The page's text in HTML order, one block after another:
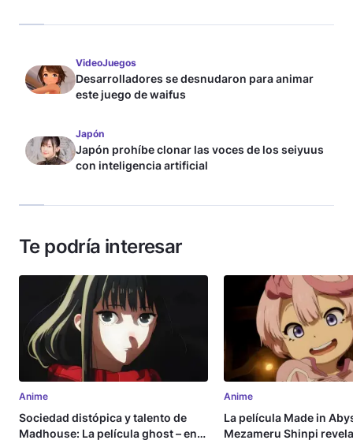
VideoJuegos
Desarrolladores se desnudaron para animar
este juego de waifus
Japón
Japón prohíbe clonar las voces de los seiyuus
con inteligencia artificial
Te podría interesar
Anime
Sociedad distópica y talento de
Madhouse: La película ghost – end
Anime
La película Made in
Mezameru Shinpi